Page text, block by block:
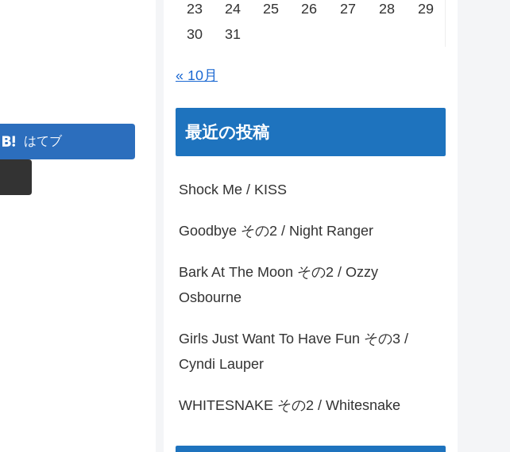
はてブ
23
24 25 26 27 28
29
30
31
« 10月
最近の投稿
Shock Me / KISS
Goodbye その2 / Night Ranger
Bark At The Moon その2 / Ozzy
Osbourne
Girls Just Want To Have Fun その3 /
Cyndi Lauper
WHITESNAKE その2 / Whitesnake